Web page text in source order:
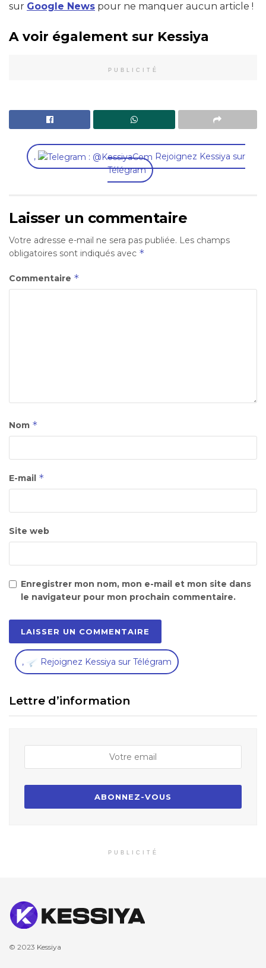
sur Google News pour ne manquer aucun article !
A voir également sur Kessiya
PUBLICITÉ
,
Rejoignez Kessiya sur
Télégram
Laisser un commentaire
Votre adresse e-mail ne sera pas publiée. Les champs
obligatoires sont indiqués avec *
Commentaire *
Nom *
E-mail *
Site web
Enregistrer mon nom, mon e-mail et mon site dans
le navigateur pour mon prochain commentaire.
, Rejoignez Kessiya sur Télégram
Lettre d’information
PUBLICITÉ
© 2023 Kessiya